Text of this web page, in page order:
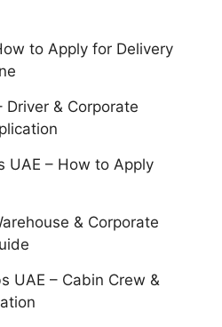
to Apply for Delivery
Driver & Corporate
UAE – How to Apply
& Corporate
UAE – Cabin Crew &